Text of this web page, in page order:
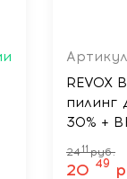
REVOX
пилинг
30% +
2411 руб.
20 49